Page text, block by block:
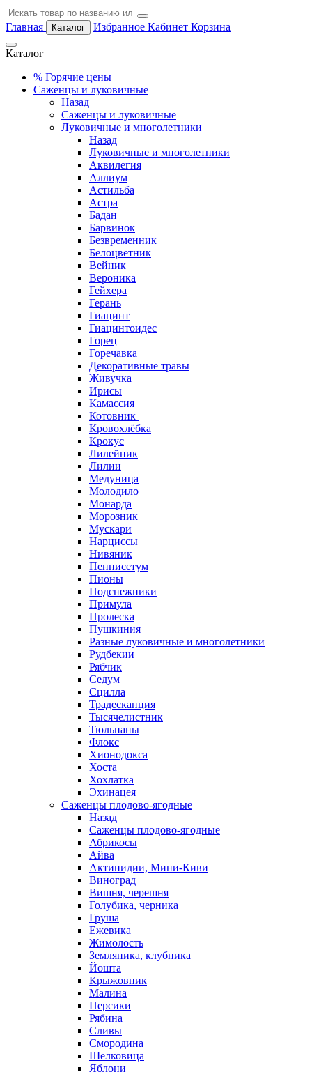
Главная Каталог Избранное Кабинет Корзина
Каталог
% Горячие цены
Саженцы и луковичные
Назад
Саженцы и луковичные
Луковичные и многолетники
Назад
Луковичные и многолетники
Аквилегия
Аллиум
Астильба
Астра
Бадан
Барвинок
Безвременник
Белоцветник
Вейник
Вероника
Гейхера
Герань
Гиацинт
Гиацинтоидес
Горец
Горечавка
Декоративные травы
Живучка
Ирисы
Камассия
Котовник
Кровохлёбка
Крокус
Лилейник
Лилии
Медуница
Молодило
Монарда
Морозник
Мускари
Нарциссы
Нивяник
Пеннисетум
Пионы
Подснежники
Примула
Пролеска
Пушкиния
Разные луковичные и многолетники
Рудбекии
Рябчик
Седум
Сцилла
Традесканция
Тысячелистник
Тюльпаны
Флокс
Хионодокса
Хоста
Хохлатка
Эхинацея
Саженцы плодово-ягодные
Назад
Саженцы плодово-ягодные
Абрикосы
Айва
Актинидии, Мини-Киви
Виноград
Вишня, черешня
Голубика, черника
Груша
Ежевика
Жимолость
Земляника, клубника
Йошта
Крыжовник
Малина
Персики
Рябина
Сливы
Смородина
Шелковица
Яблони